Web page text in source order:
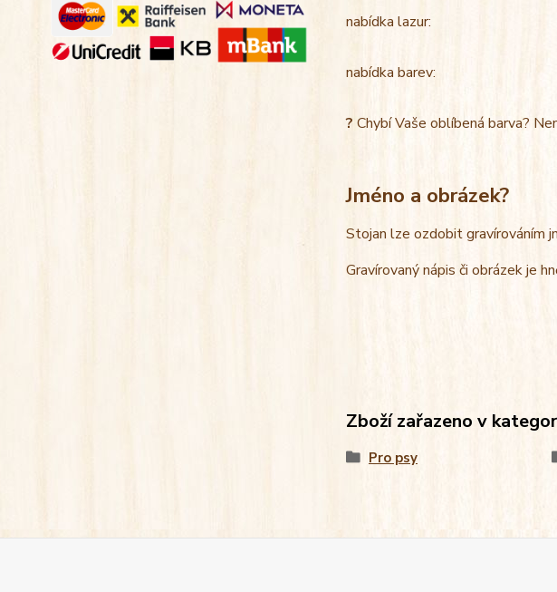
nabídka lazur:
nabídka barev:
? Chybí Vaše oblíbená barva?
Jméno a obrázek?
Stojan lze ozdobit gravírováním
Gravírovaný nápis či obrázek je
Zboží zařazeno v
Pro psy